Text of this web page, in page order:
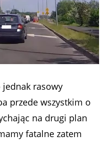
rasowy
przede wszystkim o
na drugi plan
fatalne zatem